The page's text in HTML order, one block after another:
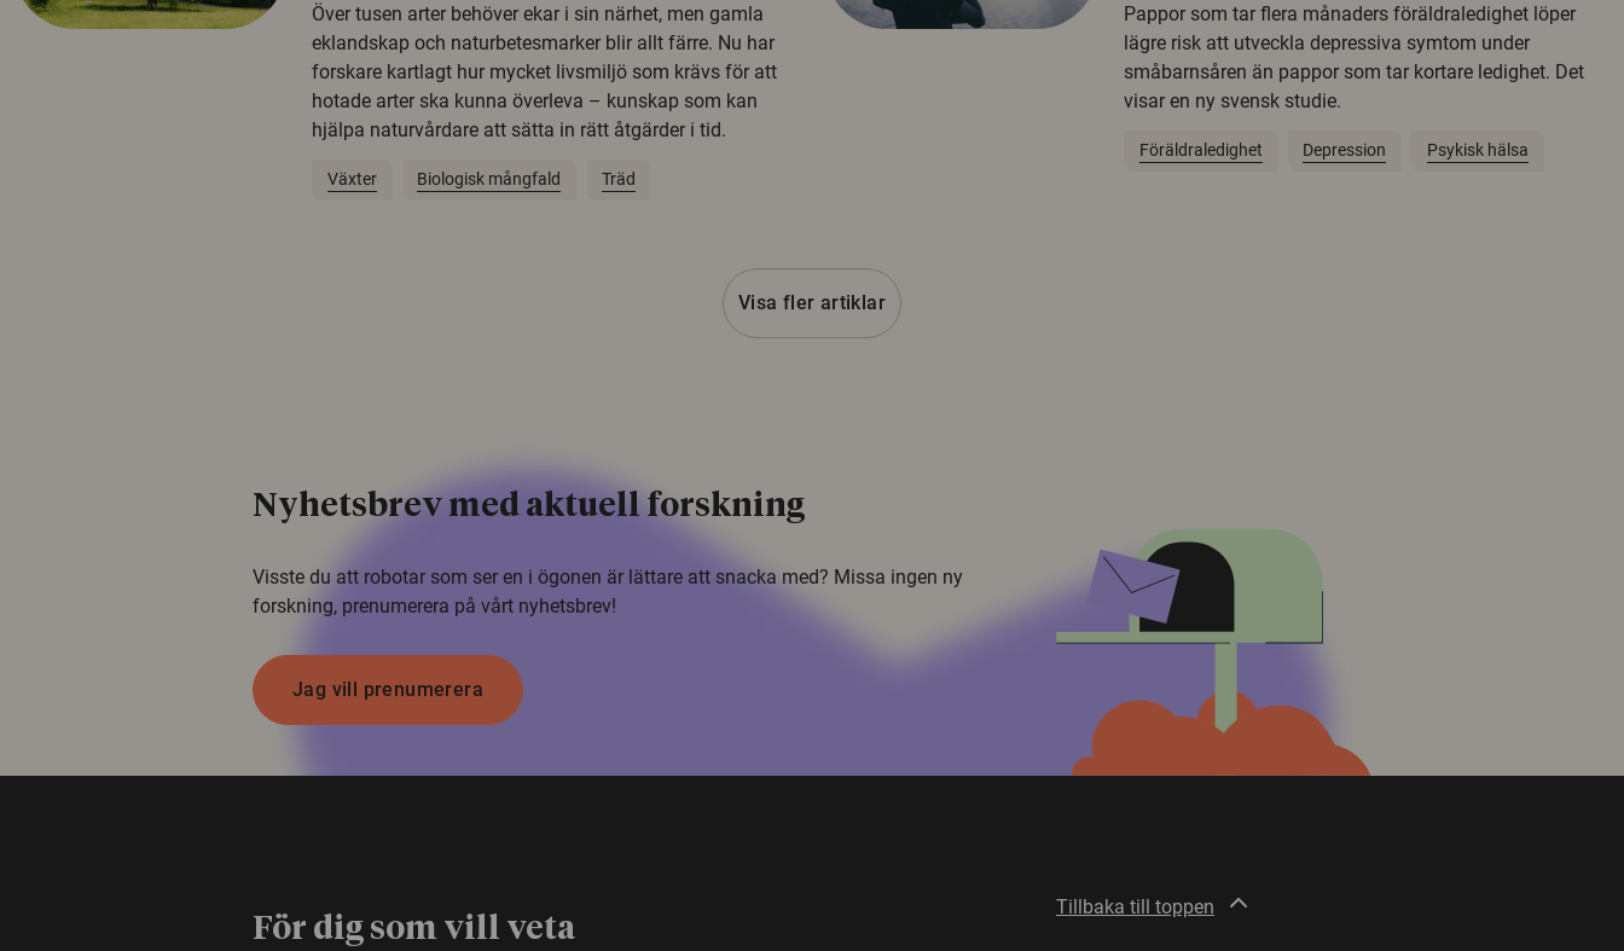
Över tusen arter behöver ekar i sin närhet, men gamla
eklandskap och naturbetesmarker blir allt färre. Nu har
forskare kartlagt hur mycket livsmiljö som krävs för att
hotade arter ska kunna överleva – kunskap som kan
hjälpa naturvårdare att sätta in rätt åtgärder i tid.
Växter Biologisk mångfald Träd
Pappor som tar flera månaders föräldraledighet löper
lägre risk att utveckla depressiva symtom under
småbarnsåren än pappor som tar kortare ledighet. Det
visar en ny svensk studie.
Föräldraledighet Depression Psykisk hälsa
Visa fler artiklar
Nyhetsbrev med aktuell forskning
Visste du att robotar som ser en i ögonen är lättare att snacka med? Missa ingen ny
forskning, prenumerera på vårt nyhetsbrev!
Jag vill prenumerera
För dig som vill veta
Tillbaka till toppen